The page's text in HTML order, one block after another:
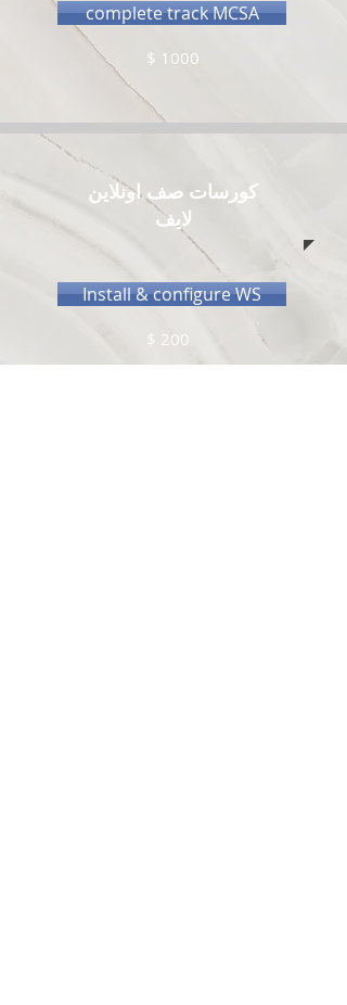
complete track MCSA
$ 1000
كورسات صف اونلاين
لايف
Install & configure WS
$ 200